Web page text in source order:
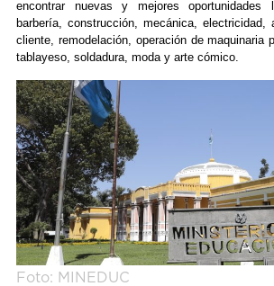
encontrar nuevas y mejores oportunidades
barbería, construcción, mecánica, electricidad,
cliente, remodelación, operación de maquinaria
tablayeso, soldadura, moda y arte cómico.
Foto: MINEDUC